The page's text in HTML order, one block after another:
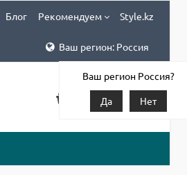
Блог Рекомендуем Style.kz
Ваш регион: Россия
Ваш регион Россия?
Да
Нет